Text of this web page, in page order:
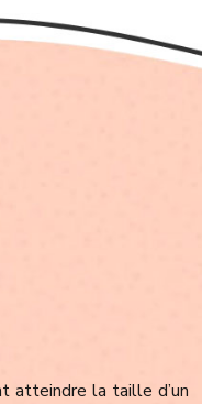
atteindre la taille d’un